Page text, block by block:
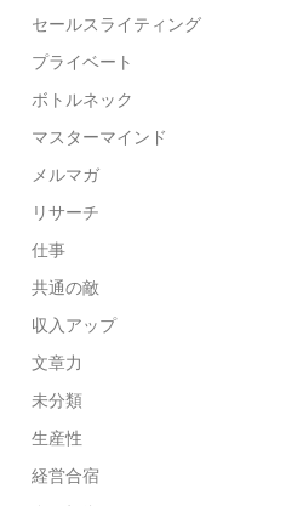
セールスライティング
プライベート
ボトルネック
マスターマインド
メルマガ
リサーチ
仕事
共通の敵
収入アップ
文章力
未分類
生産性
経営合宿